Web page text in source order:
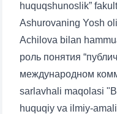
huquqshunoslik”
Ashurovaning Yosh
Achilova bilan
роль понятия
международном
sarlavhali maqolasi
huquqiy va ilmiy-